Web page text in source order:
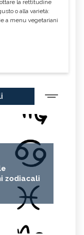
la rettitudine
o alla varietà:
a menu vegetariani
zodiacali